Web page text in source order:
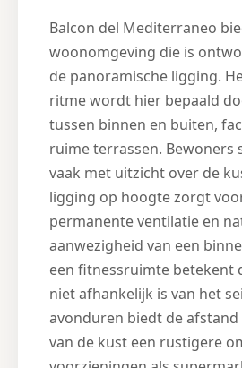
Balcon del Mediterraneo
woonomgeving die is
de panoramische ligging.
ritme wordt hier bepaald
tussen binnen en buiten,
ruime terrassen. Bewoners
vaak met uitzicht over de
ligging op hoogte zorgt
permanente ventilatie en
aanwezigheid van een
een fitnessruimte betekent
niet afhankelijk is van het
avonduren biedt de
van de kust een rustigere